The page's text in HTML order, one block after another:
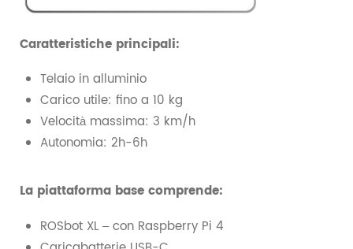
Caratteristiche principali:
Telaio in alluminio
Carico utile: fino a 10 kg
Velocità massima: 3 km/h
Autonomia: 2h-6h
La piattaforma base comprende:
ROSbot XL – con Raspberry Pi 4